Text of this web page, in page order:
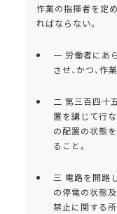
作業の指揮者を定
ればならない。
一 労働者にあ
させ、かつ、作
二 第三百四十
置を講じて行
の配置の状態
ること。
三 電路を開路
の停電の状態
禁止に関する